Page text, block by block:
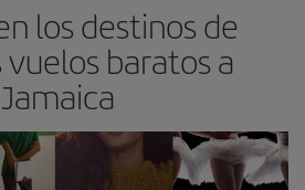
los destinos de
baratos a
Jamaica